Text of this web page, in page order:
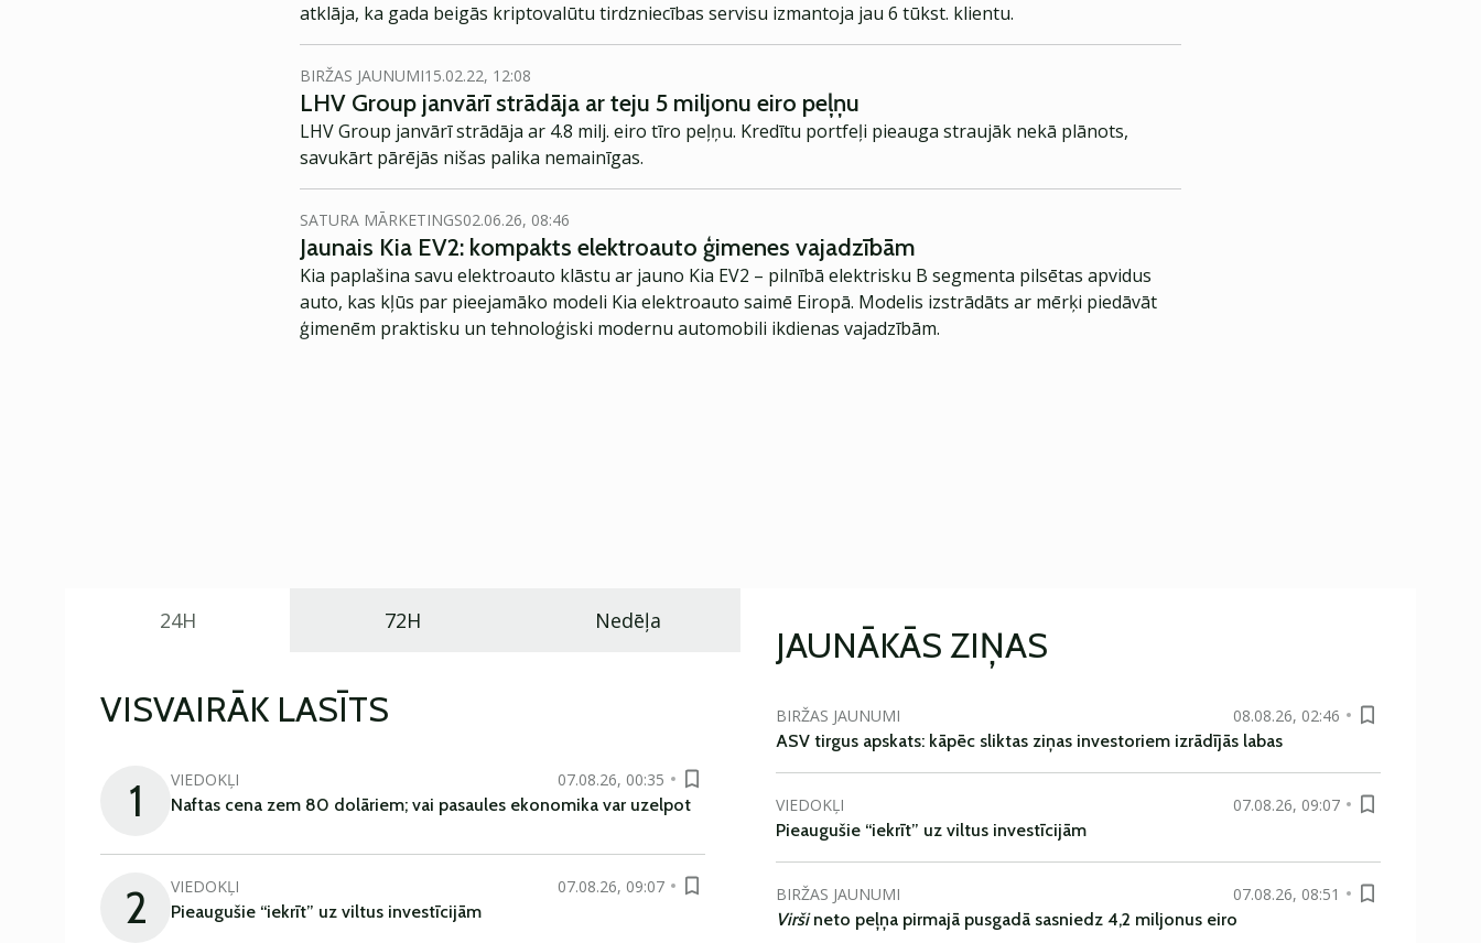
atklāja, ka gada beigās kriptovalūtu tirdzniecības servisu izmantoja jau 6 tūkst. klientu.
BIRŽAS JAUNUMI15.02.22, 12:08
LHV Group janvārī strādāja ar teju 5 miljonu eiro peļņu
LHV Group janvārī strādāja ar 4.8 milj. eiro tīro peļņu. Kredītu portfeļi pieauga straujāk nekā plānots,
savukārt pārējās nišas palika nemainīgas.
SATURA MĀRKETINGS02.06.26, 08:46
Jaunais Kia EV2: kompakts elektroauto ģimenes vajadzībām
Kia paplašina savu elektroauto klāstu ar jauno Kia EV2 – pilnībā elektrisku B segmenta pilsētas apvidus
auto, kas kļūs par pieejamāko modeli Kia elektroauto saimē Eiropā. Modelis izstrādāts ar mērķi piedāvāt
ģimenēm praktisku un tehnoloģiski modernu automobili ikdienas vajadzībām.
24H 72H Nedēļa
VISVAIRĀK LASĪTS
1 VIEDOKĻI
07.08.26, 00:35
Naftas cena zem 80 dolāriem; vai pasaules ekonomika var uzelpot
2 VIEDOKĻI
07.08.26, 09:07
Pieaugušie “iekrīt” uz viltus investīcijām
JAUNĀKĀS ZIŅAS
BIRŽAS JAUNUMI
08.08.26, 02:46
ASV tirgus apskats: kāpēc sliktas ziņas investoriem izrādījās labas
VIEDOKĻI
07.08.26, 09:07
Pieaugušie “iekrīt” uz viltus investīcijām
BIRŽAS JAUNUMI
07.08.26, 08:51
Viršineto peļņa pirmajā pusgadā sasniedz 4,2 miljonus eiro